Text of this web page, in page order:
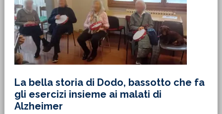
La bella storia di Dodo, bassotto che fa
gli esercizi insieme ai malati di
Alzheimer